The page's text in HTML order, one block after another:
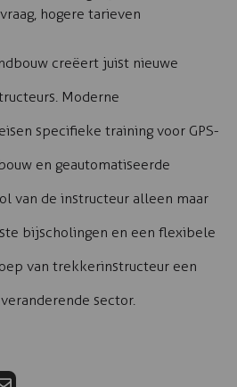
hogere tarieven
creëert juist nieuwe
Moderne
specifieke training voor GPS-
en geautomatiseerde
van de instructeur alleen maar
bijscholingen en een flexibele
van trekkerinstructeur een
sector.